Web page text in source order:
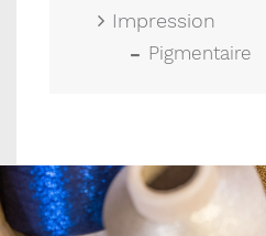
Impression
Pigmentaire